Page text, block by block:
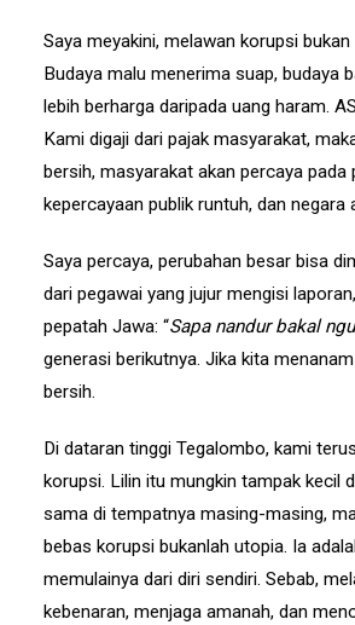
Saya meyakini, melawan korupsi
Budaya malu menerima suap, budaya
lebih berharga daripada uang haram.
Kami digaji dari pajak masyarakat,
bersih, masyarakat akan percaya
kepercayaan publik runtuh, dan negara
Saya percaya, perubahan besar bisa
dari pegawai yang jujur mengisi
pepatah Jawa: “Sapa nandur bakal
generasi berikutnya. Jika kita
bersih.
Di dataran tinggi Tegalombo, kami
korupsi. Lilin itu mungkin tampak kecil
sama di tempatnya masing-masing,
bebas korupsi bukanlah utopia. Ia
memulainya dari diri sendiri. Sebab,
kebenaran, menjaga amanah, dan